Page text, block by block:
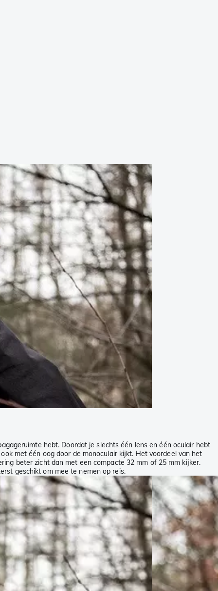
hebt. Doordat je slechts één lens en één oculair hebt
met één oog door de monoculair kijkt. Het voordeel van het
beter zicht dan met een compacte 32 mm of 25 mm kijker.
geschikt om mee te nemen op reis.